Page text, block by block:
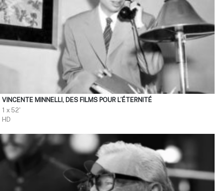
VINCENTE MINNELLI, DES FILMS POUR L’ÉTERNITÉ
1 x 52'
HD